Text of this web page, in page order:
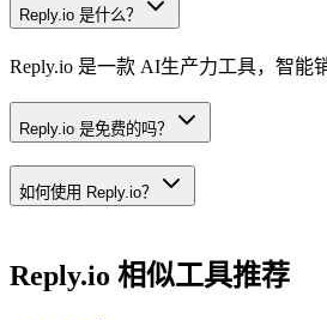
Reply.io 是什么？
Reply.io 是一款 AI生产力工具，智能
Reply.io 是免费的吗？
如何使用 Reply.io？
Reply.io 相似工具推荐